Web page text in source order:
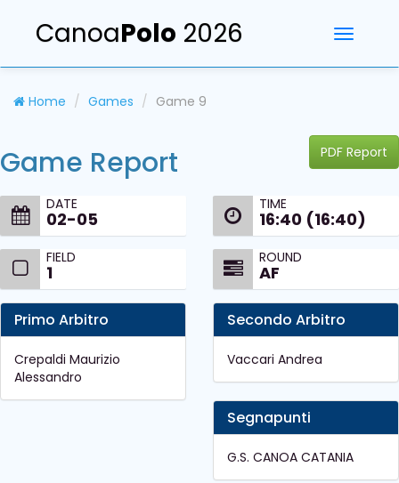
Toggle
CanoaPolo 2026
Home Games Game 9
PDF Report
Game Report
DATE
02-05
TIME
16:40 (16:40)
FIELD
1
ROUND
AF
Primo Arbitro
Crepaldi Maurizio
Alessandro
Secondo Arbitro
Vaccari Andrea
Segnapunti
G.S. CANOA CATANIA